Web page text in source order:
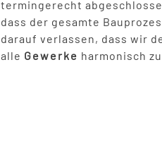
termingerecht
dass der gesamte
darauf verlassen, dass wir
alle Gewerke harmonisch